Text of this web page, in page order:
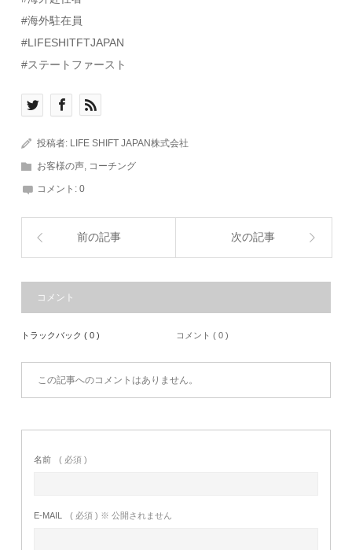
#海外駐在員
#LIFESHITFTJAPAN
#ステートファースト
投稿者: LIFE SHIFT JAPAN株式会社
お客様の声, コーチング
コメント:0
前の記事 次の記事
コメント
トラックバック ( 0 ) コメント ( 0 )
この記事へのコメントはありません。
名前 ( 必須 )
E-MAIL ( 必須 ) ※ 公開されません